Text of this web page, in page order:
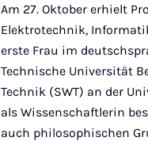
Am 27. Oktober erhielt
Elektrotechnik,
erste Frau im
Technische Universität
Technik (SWT) an der
als Wissenschaftlerin
auch philosophischen